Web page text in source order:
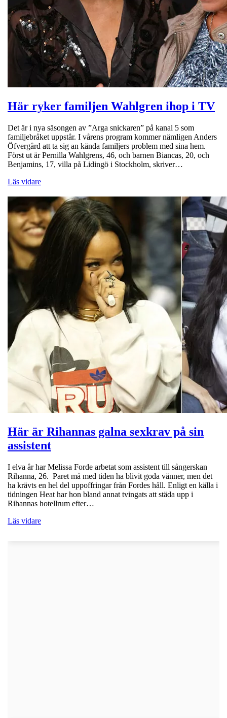
Här ryker familjen Wahlgren ihop i TV
Det är i nya säsongen av ”Arga snickaren” på kanal 5 som
familjebråket uppstår. I vårens program kommer nämligen Anders
Öfvergård att ta sig an kända familjers problem med sina hem.
Först ut är Pernilla Wahlgrens, 46, och barnen Biancas, 20, och
Benjamins, 17, villa på Lidingö i Stockholm, skriver…
Läs vidare
Här är Rihannas galna sexkrav på sin
assistent
I elva år har Melissa Forde arbetat som assistent till sångerskan
Rihanna, 26. Paret må med tiden ha blivit goda vänner, men det
ha krävts en hel del uppoffringar från Fordes håll. Enligt en källa i
tidningen Heat har hon bland annat tvingats att städa upp i
Rihannas hotellrum efter…
Läs vidare